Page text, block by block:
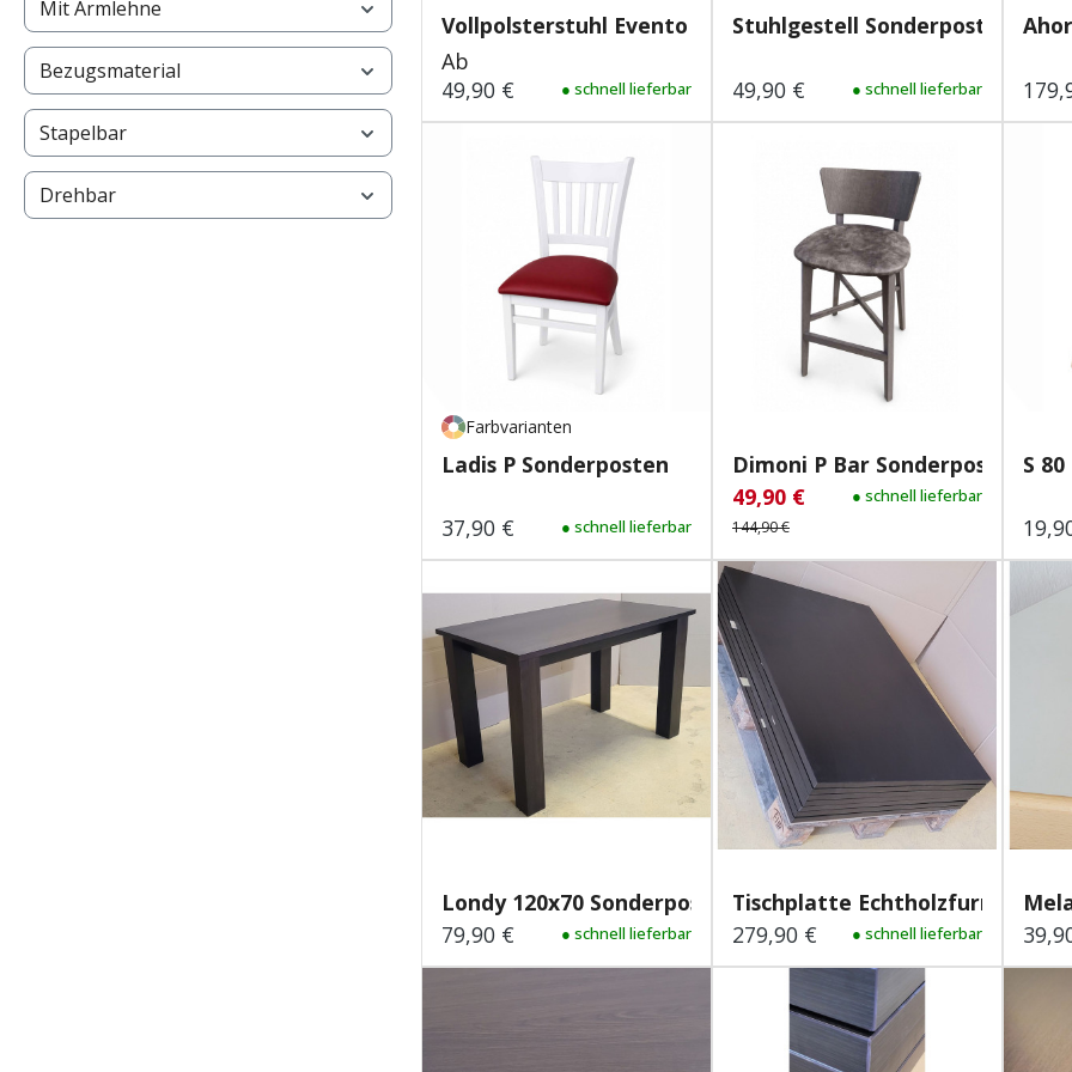
Mit Armlehne
Bezugsmaterial
Stapelbar
Drehbar
Vollpolsterstuhl Evento B W...
Regulärer Preis:
Ab
49,90 €
● schnell lieferbar
Stuhlgestell Sonderposten
Regulärer Preis:
49,90 € ● schnell lieferbar
Farbvarianten
Ladis P Sonderposten
Regulärer Preis:
37,90 € ● schnell lieferbar
Dimoni P Bar Sonderposten
Verkaufspreis:
49,90 €
Regulärer Preis:
144,90 €
● schnell lieferbar
Londy 120x70 Sonderposten
Regulärer Preis:
79,90 € ● schnell lieferbar
Tischplatte Echtholzfurnier...
Regulärer Preis:
279,90 € ● schnell lieferbar